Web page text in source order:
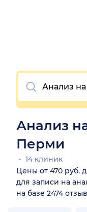
Очистить
Анализ
Перми
14 клиник
Цены от 470 руб.
для записи на
на базе 2474